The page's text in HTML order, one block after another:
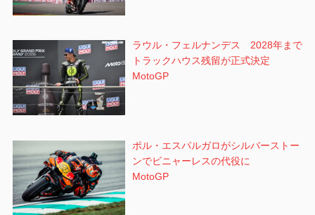
ラウル・フェルナンデス 2028年まで
トラックハウス残留が正式決定
MotoGP
ポル・エスパルガロがシルバーストー
ンでビニャーレスの代役に
MotoGP